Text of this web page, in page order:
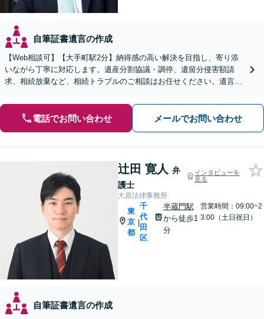
自筆証書遺言の作成
【Web相談可】【大手町駅2分】納得感の高い解決を目指し、寄り添
いながら丁寧に対応します。遺産分割協議・調停、遺留分侵害額請
求、相続放棄など、相続トラブルのご相談はお任せください。遺言書
電話でお問い合わせ メールでお問い合わせ
辻田 寛人 弁
護士
インタビューを
見る
大原法律事務所
東
京
都
|
千
代
田
区
半蔵門駅
から徒歩1
分
営業時間：09:00~2
3:00（土日祝日）
自筆証書遺言の作成